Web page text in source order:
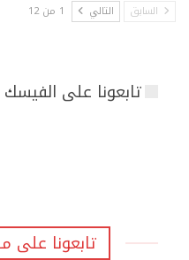
السابق التالي 1 من 12
تابعونا على الفيسك
تابعونا على